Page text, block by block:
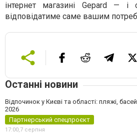
інтернет магазині Gepard — і
відповідатиме саме вашим
Останні новини
Відпочинок у Києві та області: пляжі,
2026
Партнерський спецпроєкт
17:00,7 серпня